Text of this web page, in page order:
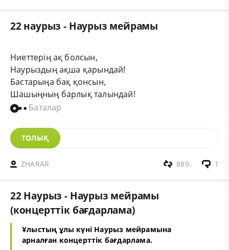
22 наурыз - Наурыз мейрамы
Ниеттерің ақ болсын,
Наурыздың ақша қарындай!
Бастарыңа бақ қонсын,
Шашыңның барлық талындай!
Баталар
ТОЛЫҚ
ZHARAR 1
889
22 Наурыз - Наурыз мейрамы
(концерттік бағдарлама)
Ұлыстың ұлы күні Наурыз мейрамына
арналған концерттік бағдарлама.